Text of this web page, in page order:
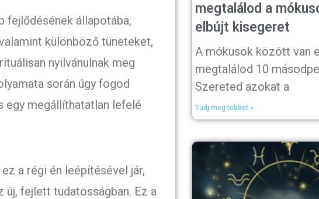
fejlődésének állapotába,
különböző tüneteket,
nyilvánulnak meg
során úgy fogod
egy megállíthatatlan lefelé
a régi én leépítésével jár,
új, fejlett tudatosságban. Ez a
megtalálod a
elbújt kisegeret
A mókusok között van
megtalálod 10
Szereted azokat a
Tudj meg többet »